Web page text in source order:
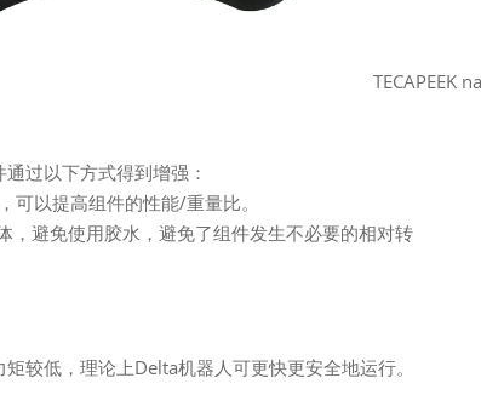
TECAPEEK
过以下方式得到增强：
可以提高组件的性能/重量比。
避免使用胶水，避免了组件发生不必要的相对转
较低，理论上Delta机器人可更快更安全地运行。